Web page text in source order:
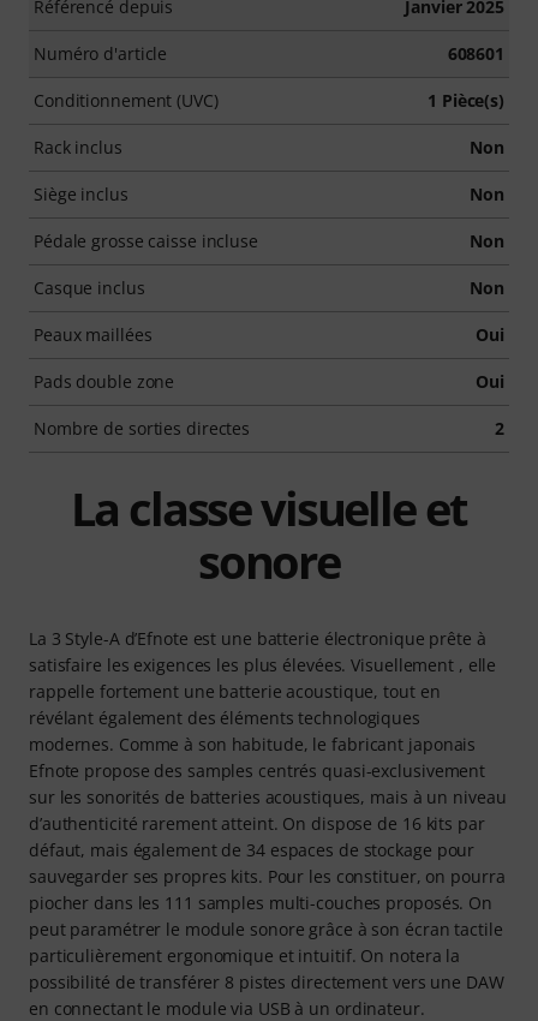
Référencé depuis Janvier 2025
Numéro d'article 608601
Conditionnement (UVC) 1 Pièce(s)
Rack inclus Non
Siège inclus Non
Pédale grosse caisse incluse Non
Casque inclus Non
Peaux maillées Oui
Pads double zone Oui
Nombre de sorties directes 2
La classe visuelle et
sonore
La 3 Style-A d’Efnote est une batterie électronique prête à
satisfaire les exigences les plus élevées. Visuellement , elle
rappelle fortement une batterie acoustique, tout en
révélant également des éléments technologiques
modernes. Comme à son habitude, le fabricant japonais
Efnote propose des samples centrés quasi-exclusivement
sur les sonorités de batteries acoustiques, mais à un niveau
d’authenticité rarement atteint. On dispose de 16 kits par
défaut, mais également de 34 espaces de stockage pour
sauvegarder ses propres kits. Pour les constituer, on pourra
piocher dans les 111 samples multi-couches proposés. On
peut paramétrer le module sonore grâce à son écran tactile
particulièrement ergonomique et intuitif. On notera la
possibilité de transférer 8 pistes directement vers une DAW
en connectant le module via USB à un ordinateur.